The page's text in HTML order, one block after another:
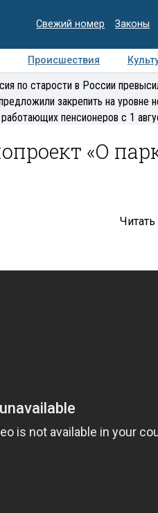
Свежий номер Законы
Происшествия
Медиацентр Интервью
по старости в России
закрепить на уровне
пенсионеров с 1
«О
Читать